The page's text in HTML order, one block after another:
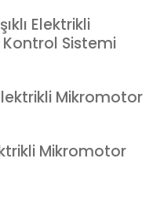
Elektrikli
Sistemi
Elektrikli Mikromotor
Mikromotor